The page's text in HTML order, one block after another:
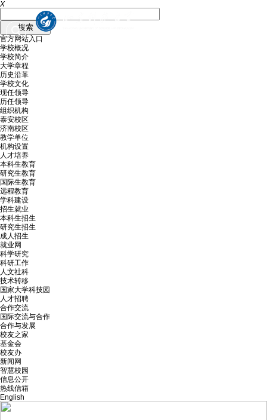
X
官方网站入口
学校概况
学校简介
大学章程
历史沿革
学校文化
现任领导
历任领导
组织机构
泰安校区
济南校区
教学单位
机构设置
人才培养
本科生教育
研究生教育
国际生教育
远程教育
学科建设
招生就业
本科生招生
研究生招生
成人招生
就业网
科学研究
科研工作
人文社科
技术转移
国家大学科技园
人才招聘
合作交流
国际交流与合作
合作与发展
校友之家
基金会
校友办
新闻网
智慧校园
信息公开
热线信箱
English